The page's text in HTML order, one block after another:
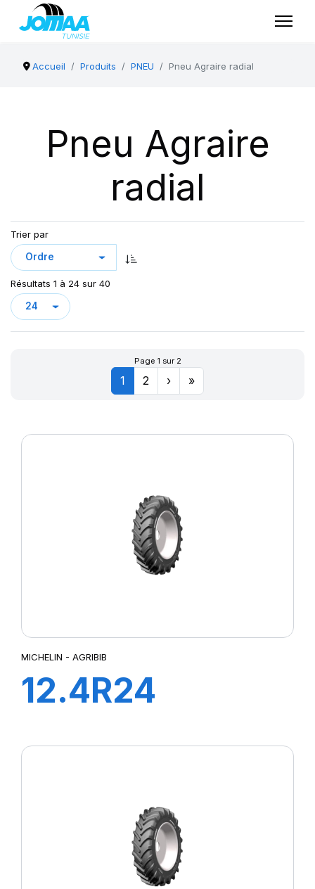
Accueil Produits PNEU Pneu Agraire radial
Pneu Agraire
radial
Trier par
Résultats 1 à 24 sur 40
Page 1 sur 2
1 2 › »
MICHELIN - AGRIBIB
12.4R24